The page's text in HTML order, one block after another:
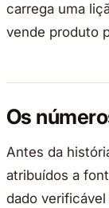
carrega uma
vende produto
Os
Antes da
atribuídos a
dado verificável